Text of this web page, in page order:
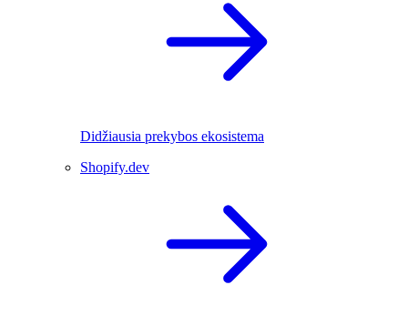
Didžiausia prekybos ekosistema
Shopify.dev